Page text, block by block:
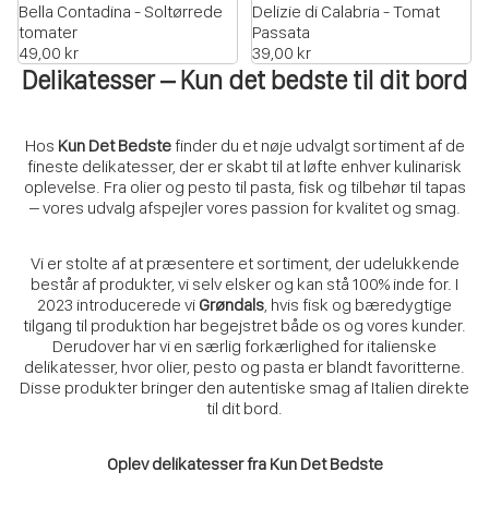
Bella Contadina - Soltørrede
tomater
49,00 kr
Delizie di Calabria - Tomat
Passata
39,00 kr
Delikatesser – Kun det bedste til dit bord
Hos Kun Det Bedstefinder du et nøje udvalgt sortiment af de
fineste delikatesser, der er skabt til at løfte enhver kulinarisk
oplevelse. Fra olier og pesto til pasta, fisk og tilbehør til tapas
– vores udvalg afspejler vores passion for kvalitet og smag.
Vi er stolte af at præsentere et sortiment, der udelukkende
består af produkter, vi selv elsker og kan stå 100% inde for. I
2023 introducerede vi Grøndals, hvis fisk og bæredygtige
tilgang til produktion har begejstret både os og vores kunder.
Derudover har vi en særlig forkærlighed for italienske
delikatesser, hvor olier, pesto og pasta er blandt favoritterne.
Disse produkter bringer den autentiske smag af Italien direkte
til dit bord.
Oplev delikatesser fra Kun Det Bedste